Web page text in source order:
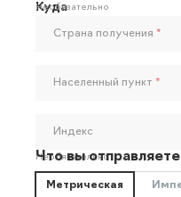
Необязательно
Куда
Страна получения *
Населенный пункт *
Индекс
Необязательно
Что вы
Метрическая